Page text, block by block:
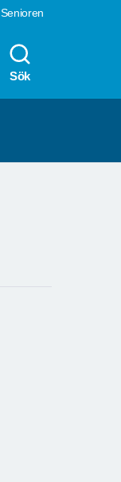
Senioren
Sök